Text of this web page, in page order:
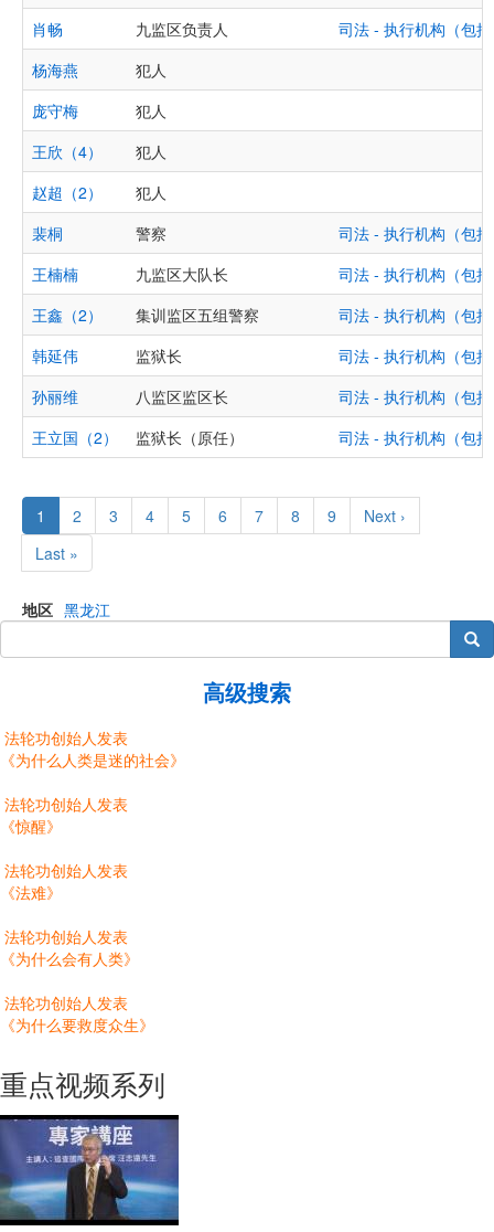
肖畅 九监区负责人
司法 - 执行机构（包
杨海燕
犯人
庞守梅
犯人
王欣（4）
犯人
赵超（2）
犯人
裴桐
警察
司法 - 执行机构（包
王楠楠
九监区大队长
司法 - 执行机构（包
王鑫（2）
集训监区五组警察
司法 - 执行机构（包
韩延伟
监狱长
司法 - 执行机构（包
孙丽维
八监区监区长
司法 - 执行机构（包
王立国（2）
监狱长（原任） 司法 - 执行机构（包
Pagination
Current
page
1 Page
2 Page
3 Page
4 Page
5 Page
6 Page
7 Page
8 Page
9
Next
page
Next ›
Last
page
Last »
地区 黑龙江
搜索
高级搜索
法轮功创始人发表
《为什么人类是迷的社会》
法轮功创始人发表
《惊醒》
法轮功创始人发表
《法难》
法轮功创始人发表
《为什么会有人类》
法轮功创始人发表
《为什么要救度众生》
重点视频系列